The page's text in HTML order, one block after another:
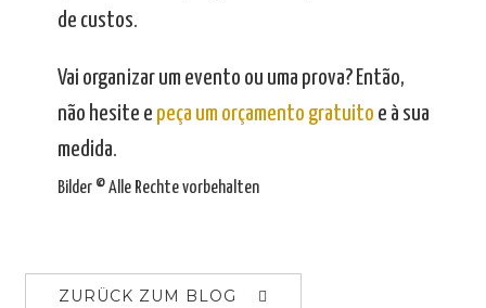
de custos.
Vai organizar um evento ou uma prova? Então,
não hesite e peça um orçamento gratuito e à sua
medida.
Bilder © Alle Rechte vorbehalten
ZURÜCK ZUM BLOG